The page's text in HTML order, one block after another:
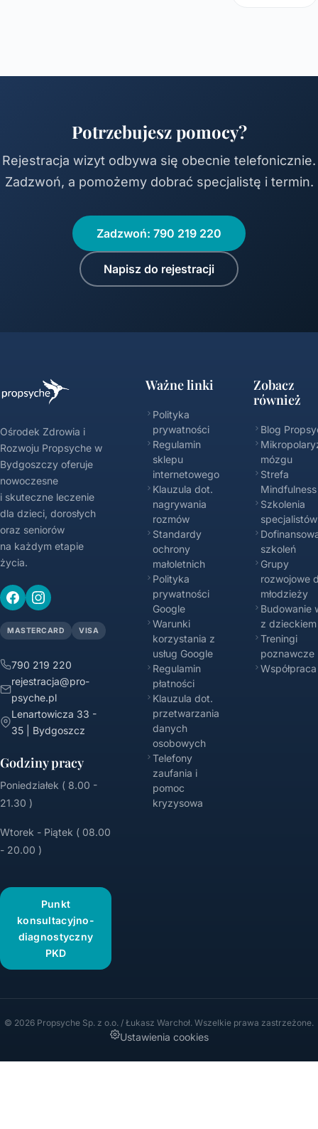
Potrzebujesz pomocy?
Rejestracja wizyt odbywa się obecnie telefonicznie.
Zadzwoń, a pomożemy dobrać specjalistę i termin.
Zadzwoń: 790 219 220
Napisz do rejestracji
Ośrodek Zdrowia i
Rozwoju Propsyche w
Bydgoszczy oferuje
nowoczesne
i skuteczne leczenie
dla dzieci, dorosłych
oraz seniorów
na każdym etapie
życia.
MASTERCARD VISA
790 219 220
rejestracja@pro-
psyche.pl
Lenartowicza 33 -
35 | Bydgoszcz
Godziny pracy
Poniedziałek ( 8.00 -
21.30 )
Wtorek - Piątek ( 08.00
- 20.00 )
Punkt
konsultacyjno-
diagnostyczny
PKD
Ważne linki
Polityka
prywatności
Regulamin
sklepu
internetowego
Klauzula dot.
nagrywania
rozmów
Standardy
ochrony
małoletnich
Polityka
prywatności
Google
Warunki
korzystania z
usług Google
Regulamin
płatności
Klauzula dot.
przetwarzania
danych
osobowych
Telefony
zaufania i
pomoc
kryzysowa
Zobacz
również
Blog
mózgu
Strefa
Mindfulness
Szkolenia
specjalistów
szkoleń
Grupy
rozwojowe
młodzieży
Budowanie
z dzieckiem
Treningi
poznawcze
Współpraca
© 2026 Propsyche Sp. z o.o. / Łukasz Warchoł. Wszelkie prawa zastrzeżone.
Ustawienia cookies